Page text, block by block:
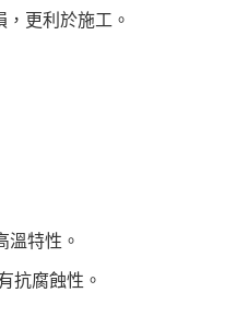
更利於施工。
溫特性。
抗腐蝕性。